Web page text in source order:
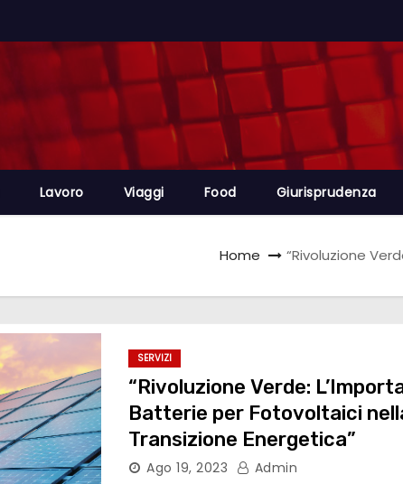
Lavoro Viaggi Food Giurisprudenza
Home “Rivoluzione
SERVIZI
“Rivoluzione Verde:
Batterie per Fotovoltaici
Transizione Energetica”
Ago 19, 2023 Admin